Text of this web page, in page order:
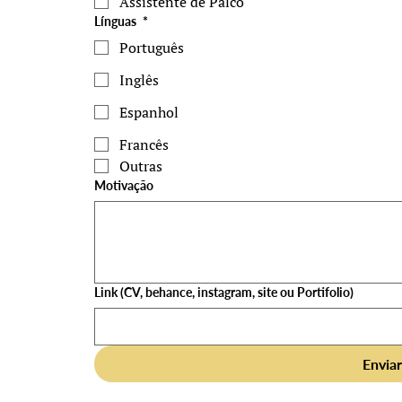
Línguas *
Português
Inglês
Espanhol
Francês
Outras
Motivação
Link (CV, behance, instagram, site ou Portifolio)
Enviar